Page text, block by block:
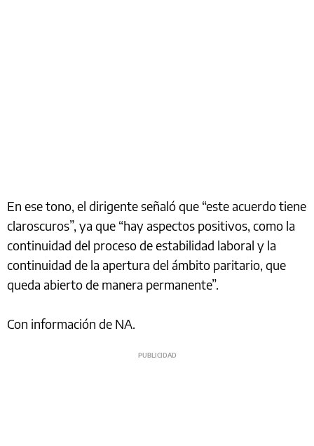
En ese tono, el dirigente señaló que “este acuerdo tiene
claroscuros”, ya que “hay aspectos positivos, como la
continuidad del proceso de estabilidad laboral y la
continuidad de la apertura del ámbito paritario, que
queda abierto de manera permanente”.
Con información de NA.